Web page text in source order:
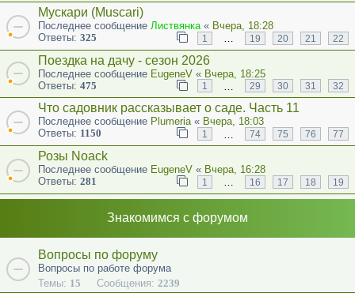
Мускари (Muscari)
Последнее сообщение Листвянка « Вчера, 18:28
Ответы: 325 1 19 20 21 22
Поездка на дачу - сезон 2026
Последнее сообщение EugeneV « Вчера, 18:25
Ответы: 475 1 29 30 31 32
Что садовник рассказывает о саде. Часть 11
Последнее сообщение Plumeria« Вчера, 18:03
Ответы: 1150 1 74 75 76 77
Розы Noack
Последнее сообщение EugeneV « Вчера, 16:28
Ответы: 281 1 … 16 17 18 19
Знакомимся с форумом
Вопросы по форуму
Вопросы по работе форума
Темы: 15 Сообщения: 2239